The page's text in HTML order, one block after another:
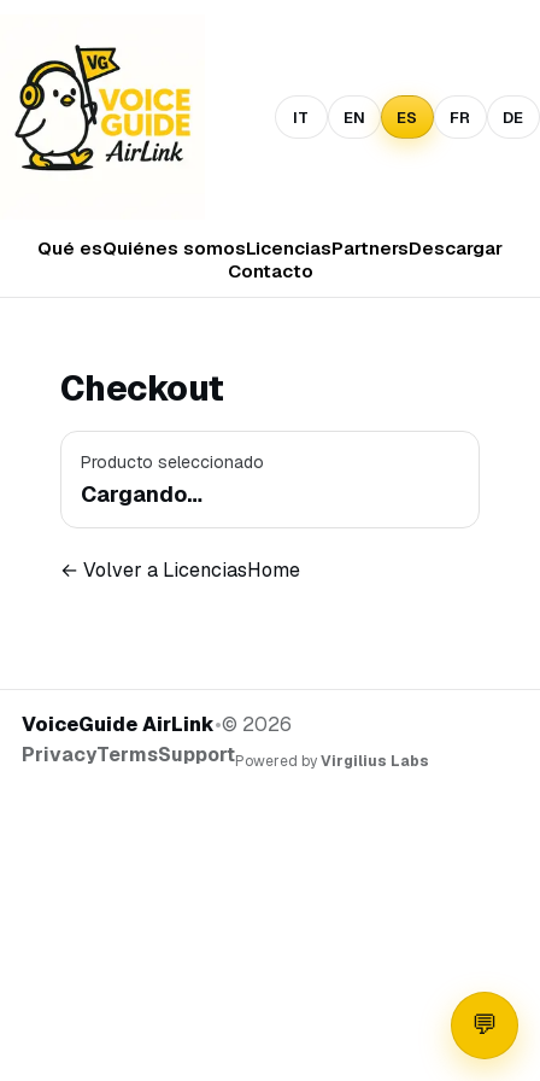
Qué esQuiénes somosLicenciasPartnersDescargar
Contacto
IT EN ES FR DE
Checkout
Producto seleccionado
Cargando…
← Volver a LicenciasHome
VoiceGuide AirLink•© 2026
PrivacyTermsSupportPowered byVirgilius Labs
💬